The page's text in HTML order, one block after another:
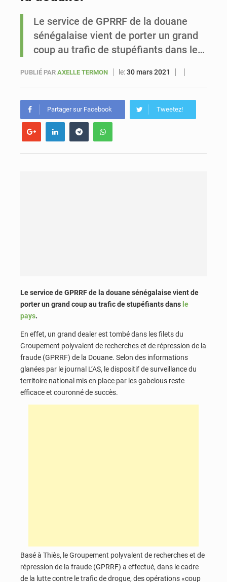
Sénégal : Ousmane Diagne prêtera serment le 11 août comme président du Conseil constitutionnel
Le service de GPRRF de la douane
sénégalaise vient de porter un grand
coup au trafic de stupéfiants dans le…
PUBLIÉ PAR AXELLE TERMON le:30 mars 2021
Partager sur Facebook Tweetez!
Le service de GPRRF de la douane sénégalaise vient de
porter un grand coup au trafic de stupéfiants dans le
pays.
En effet, un grand dealer est tombé dans les filets du
Groupement polyvalent de recherches et de répression de la
fraude (GPRRF) de la Douane. Selon des informations
glanées par le journal L’AS, le dispositif de surveillance du
territoire national mis en place par les gabelous reste
efficace et couronné de succès.
Basé à Thiès, le Groupement polyvalent de recherches et de
répression de la fraude (GPRRF) a effectué, dans le cadre
de la lutte contre le trafic de drogue, des opérations «coup